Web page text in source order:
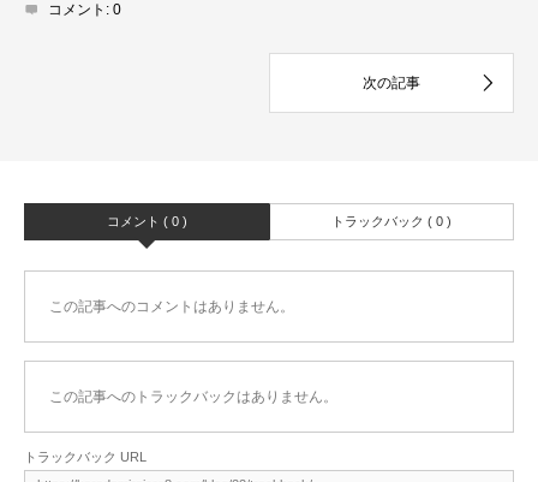
コメント: 0
コメント ( 0 ) トラックバック ( 0 )
この記事へのコメントはありません。
この記事へのトラックバックはありません。
トラックバック URL